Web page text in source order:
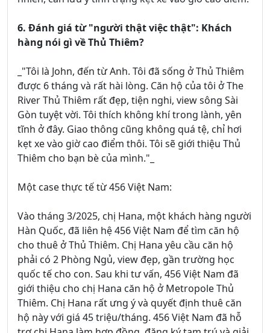
6. Đánh giá từ "người thật việc thật": Khách
hàng nói gì về Thủ Thiêm?
_"Tôi là John, đến từ Anh. Tôi đã sống ở Thủ Thiêm
được 6 tháng và rất hài lòng. Căn hộ của tôi ở The
River Thủ Thiêm rất đẹp, tiện nghi, view sông Sài
Gòn tuyệt vời. Tôi thích không khí trong lành, yên
tĩnh ở đây. Giao thông cũng không quá tệ, chỉ hơi
kẹt xe vào giờ cao điểm thôi. Tôi sẽ giới thiệu Thủ
Thiêm cho bạn bè của mình."_
Một case thực tế từ 456 Việt Nam:
Vào tháng 3/2025, chị Hana, một khách hàng người
Hàn Quốc, đã liên hệ 456 Việt Nam để tìm căn hộ
cho thuê ở Thủ Thiêm. Chị Hana yêu cầu căn hộ
phải có 2 Phòng Ngủ, view đẹp, gần trường học
quốc tế cho con. Sau khi tư vấn, 456 Việt Nam đã
giới thiệu cho chị Hana căn hộ ở Metropole Thủ
Thiêm. Chị Hana rất ưng ý và quyết định thuê căn
hộ này với giá 45 triệu/tháng. 456 Việt Nam đã hỗ